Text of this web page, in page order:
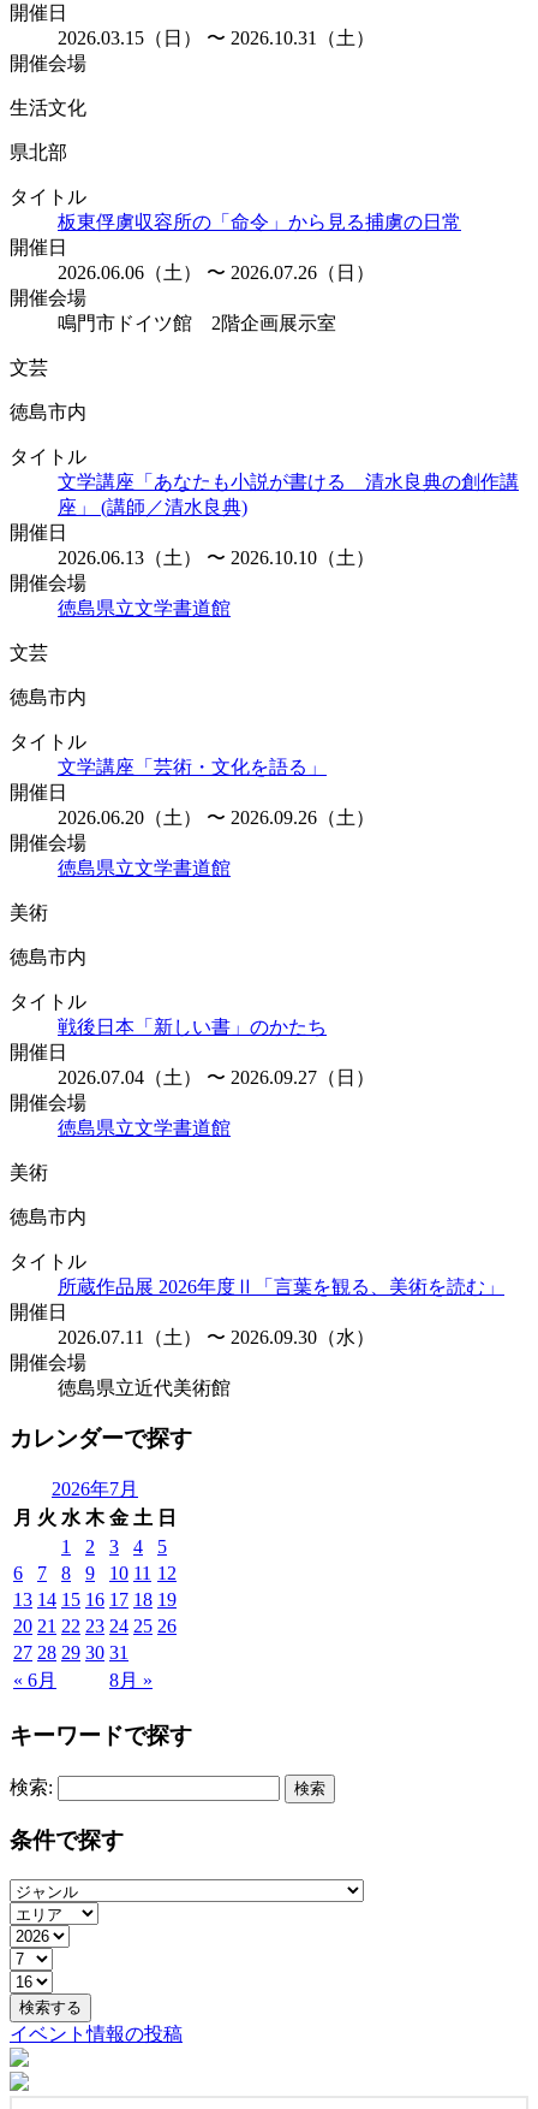
開催日
2026.03.15（日） 〜 2026.10.31（土）
開催会場
生活文化
県北部
タイトル
板東俘虜収容所の「命令」から見る捕虜の日常
開催日
2026.06.06（土） 〜 2026.07.26（日）
開催会場
鳴門市ドイツ館 2階企画展示室
文芸
徳島市内
タイトル
文学講座「あなたも小説が書ける 清水良典の創作講
座」 (講師／清水良典)
開催日
2026.06.13（土） 〜 2026.10.10（土）
開催会場
徳島県立文学書道館
文芸
徳島市内
タイトル
文学講座「芸術・文化を語る」
開催日
2026.06.20（土） 〜 2026.09.26（土）
開催会場
徳島県立文学書道館
美術
徳島市内
タイトル
戦後日本「新しい書」のかたち
開催日
2026.07.04（土） 〜 2026.09.27（日）
開催会場
徳島県立文学書道館
美術
徳島市内
タイトル
所蔵作品展 2026年度Ⅱ「言葉を観る、美術を読む」
開催日
2026.07.11（土） 〜 2026.09.30（水）
開催会場
徳島県立近代美術館
カレンダーで探す
2026年7月
月 火 水 木 金 土 日
« 6月 8月 »
1 2 3 4
5
6
7 8 9 10 11 12
13 14 15 16 17 18 19
20 21 22 23 24 25 26
27 28 29 30 31
キーワードで探す
検索:
条件で探す
イベント情報の投稿